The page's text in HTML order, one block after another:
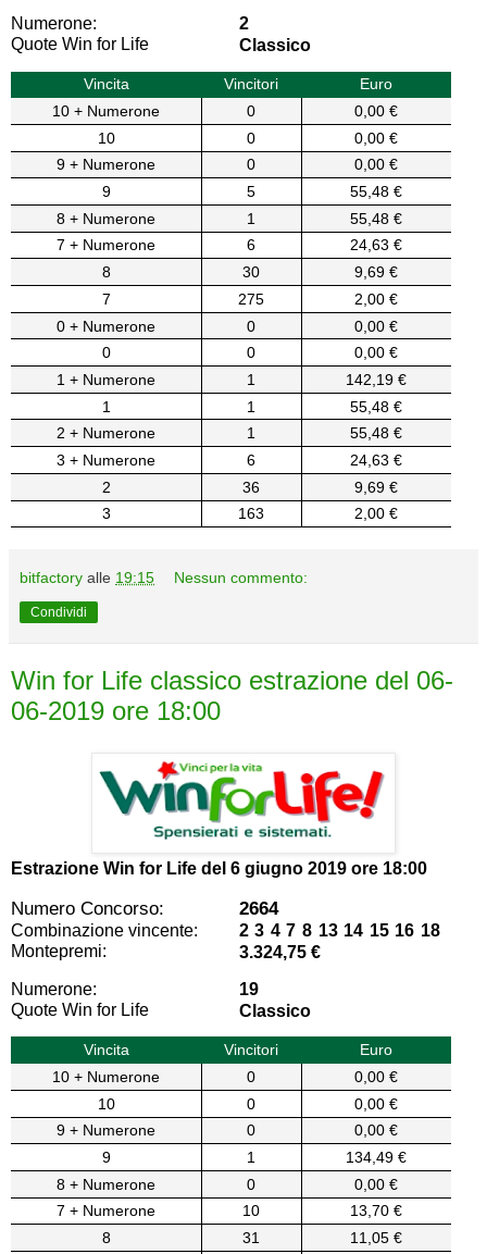
Numerone:
2
Quote Win for Life
Classico
Vincita Vincitori
Euro
10 + Numerone
0
0,00 €
10
0
0,00 €
9 + Numerone
0
0,00 €
9
5
55,48 €
8 + Numerone
1
55,48 €
7 + Numerone
6
24,63 €
8
30
9,69 €
7
275
2,00 €
0 + Numerone
0
0,00 €
0
0
0,00 €
1 + Numerone
1
142,19 €
1
1
55,48 €
2 + Numerone
1
55,48 €
3 + Numerone
6
24,63 €
2
36
9,69 €
3
163 2,00 €
bitfactory alle 19:15 Nessun commento:
Condividi
Win for Life classico estrazione del 06-
06-2019 ore 18:00
Estrazione Win for Life del 6 giugno 2019 ore 18:00
Numero Concorso: 2664
Combinazione vincente:
2 3 4 7 8 13 14 15 16 18
Montepremi:
3.324,75 €
Numerone:
19
Quote Win for Life
Classico
Vincita Vincitori
Euro
10 + Numerone
0
0,00 €
10
0
0,00 €
9 + Numerone
0
0,00 €
9
1
134,49 €
8 + Numerone
0
0,00 €
7 + Numerone
10
13,70 €
8
31
11,05 €